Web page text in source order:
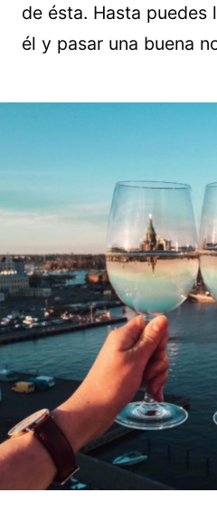
de ésta. Hasta puedes
él y pasar una buena